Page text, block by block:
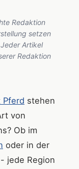
Redaktion
setzen
Artikel
Redaktion
Pferd stehen
von
Ob im
oder in der
- jede Region